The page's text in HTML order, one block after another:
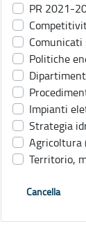
PR 2021-
Politiche
Impianti
Strategia
Agricoltura
Territorio,
Cancella